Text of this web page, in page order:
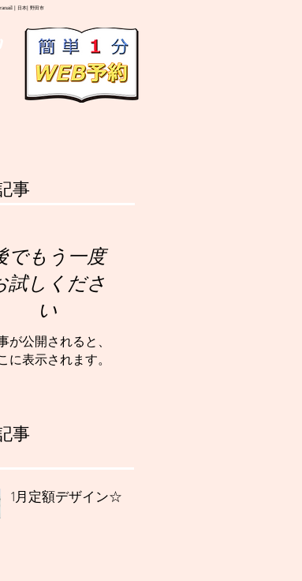
| 日本| 野田市
事
でもう一度
試しくださ
い
が公開されると、
に表示されます。
事
1月定額デザイン☆